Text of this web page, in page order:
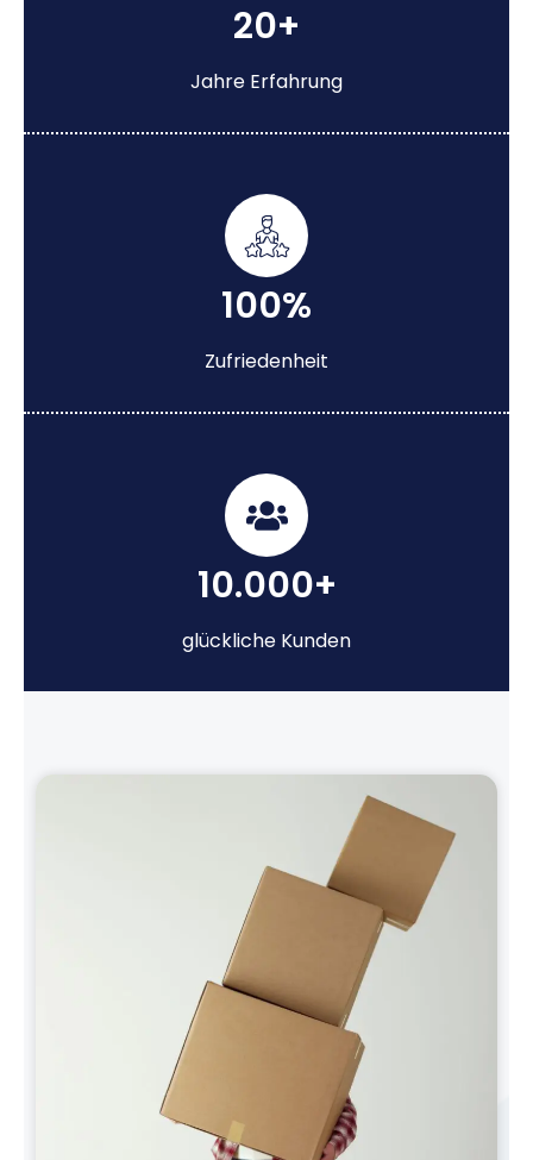
20+
Jahre Erfahrung
100%
Zufriedenheit
10.000+
glückliche Kunden